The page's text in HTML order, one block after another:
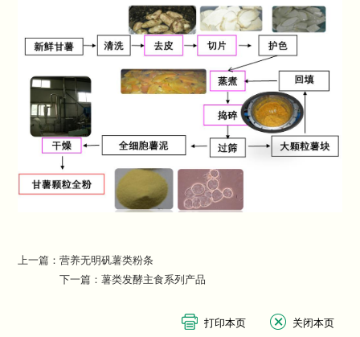
上一篇：营养无明矾薯类粉条
下一篇：薯类发酵主食系列产品